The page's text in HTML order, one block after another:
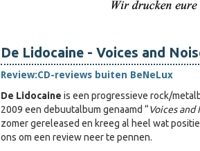
De Lidocaine - Voices and
Review:CD-reviews buiten BeNeLux
De Lidocaine is een progressieve rock/
2009 een debuutalbum genaamd “Voices
zomer gereleased en kreeg al heel wat
ons om een review neer te pennen.